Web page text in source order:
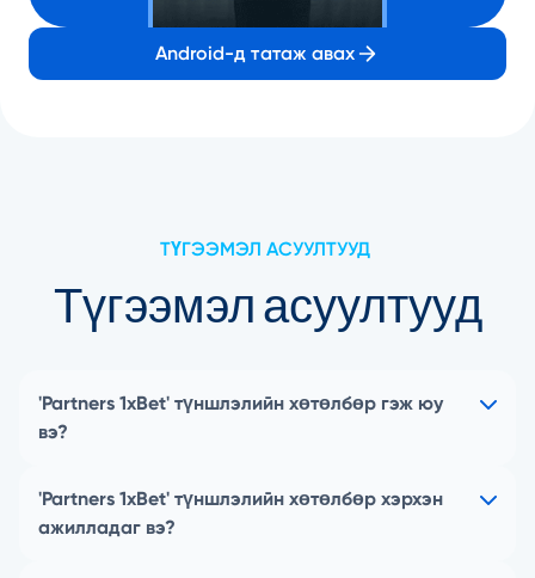
Android-д татаж авах
ТҮГЭЭМЭЛ АСУУЛТУУД
Түгээмэл асуултууд
'Partners 1xBet' түншлэлийн хөтөлбөр гэж юу
вэ?
'Partners 1xBet' түншлэлийн хөтөлбөр хэрхэн
ажилладаг вэ?